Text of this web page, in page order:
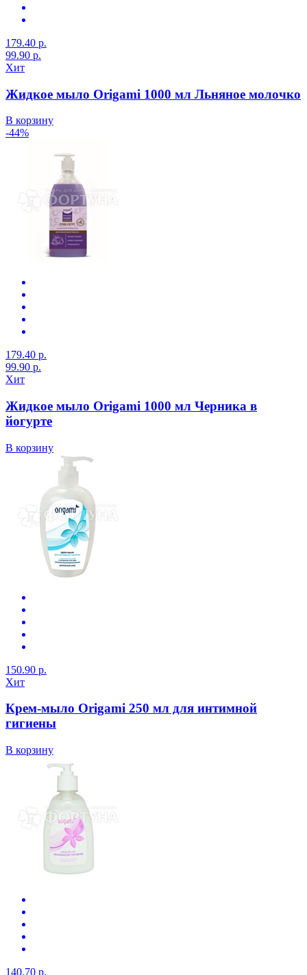
179.40 р.
99.90 р.
Хит
Жидкое мыло Origami 1000 мл Льняное молочко
В корзину
-44%
179.40 р.
99.90 р.
Хит
Жидкое мыло Origami 1000 мл Черника в
йогурте
В корзину
150.90 р.
Хит
Крем-мыло Origami 250 мл для интимной
гигиены
В корзину
140.70 р.